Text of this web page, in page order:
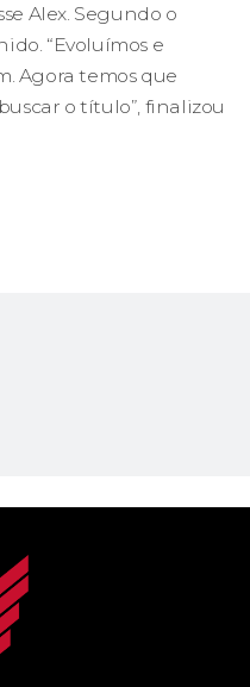
Alex. Segundo o
“Evoluímos e
Agora temos que
o título”, finalizou